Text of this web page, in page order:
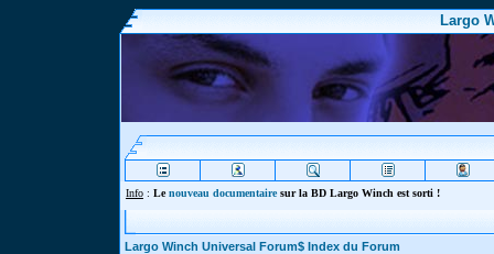
Largo
Info : Lenouveau documentairesur la BD Largo Winch est sorti !
Largo Winch Universal Forum$ Index du Forum